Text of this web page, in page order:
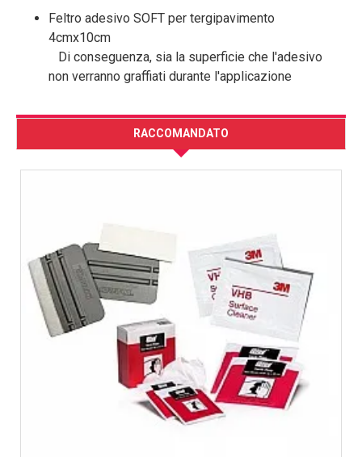
Feltro adesivo SOFT per tergipavimento
4cmx10cm
Di conseguenza, sia la superficie che l'adesivo
non verranno graffiati durante l'applicazione
RACCOMANDATO